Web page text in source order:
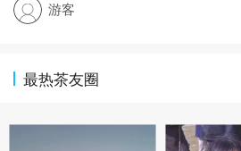
游客
最热茶友圈